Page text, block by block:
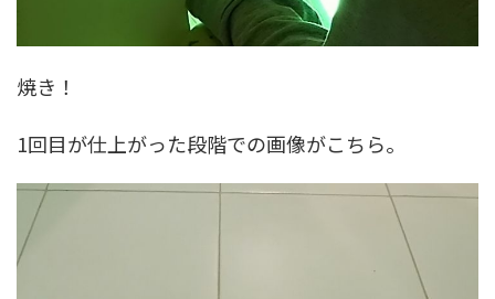
焼き！
1回目が仕上がった段階での画像がこちら。